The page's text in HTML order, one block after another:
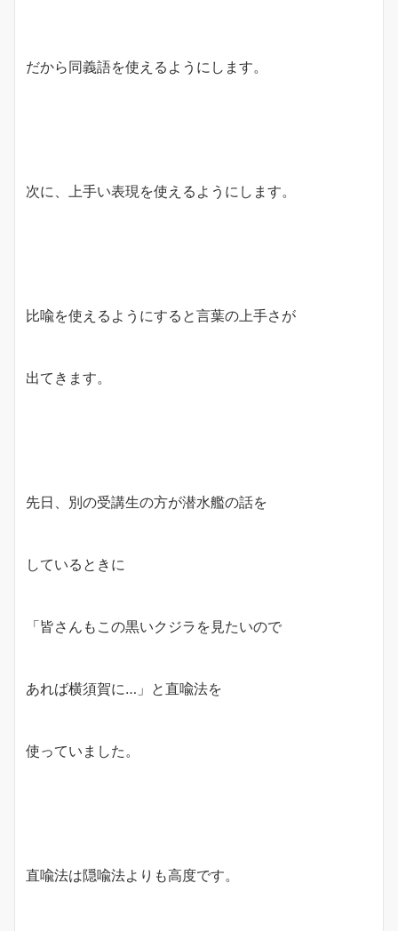
だから同義語を使えるようにします。
次に、上手い表現を使えるようにします。
比喩を使えるようにすると言葉の上手さが
出てきます。
先日、別の受講生の方が潜水艦の話を
しているときに
「皆さんもこの黒いクジラを見たいので
あれば横須賀に…」と直喩法を
使っていました。
直喩法は隠喩法よりも高度です。